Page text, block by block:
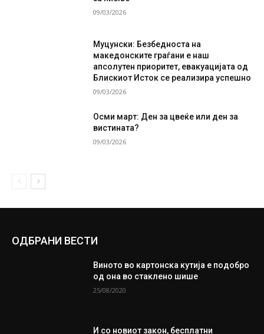
09/03/2026
Муцунски: Безбедноста на
македонските граѓани е наш
апсолутен приоритет, евакуацијата од
Блискиот Исток се реализира успешно
09/03/2026
Осми март: Ден за цвеќе или ден за
вистината?
09/03/2026
ОДБРАНИ ВЕСТИ
Виното во картонска кутија е подобро
од она во стаклено шише
25/08/2020
И со новиот закон, бесплатни